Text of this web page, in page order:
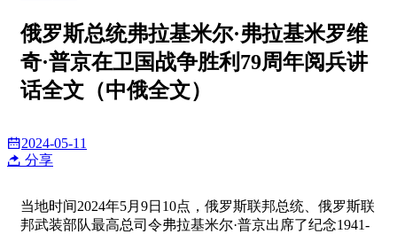
俄罗斯总统弗拉基米尔·弗拉基米罗维
奇·普京在卫国战争胜利79周年阅兵讲
话全文（中俄全文）
2024-05-11
分享
当地时间2024年5月9日10点，俄罗斯联邦总统、俄罗斯联
邦武装部队最高总司令弗拉基米尔·普京出席了纪念1941-